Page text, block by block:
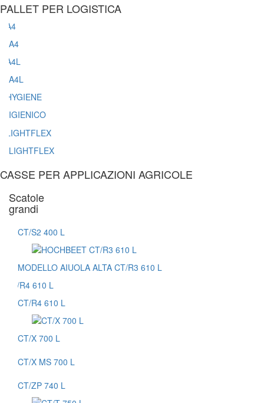
PALLET PER LOGISTICA
A4
A4L
IGIENICO
LIGHTFLEX
CASSE PER APPLICAZIONI AGRICOLE
Scatole
grandi
CT/S2 400 L
MODELLO AIUOLA ALTA CT/R3 610 L
CT/R4 610 L
CT/X 700 L
CT/X MS 700 L
CT/ZP 740 L